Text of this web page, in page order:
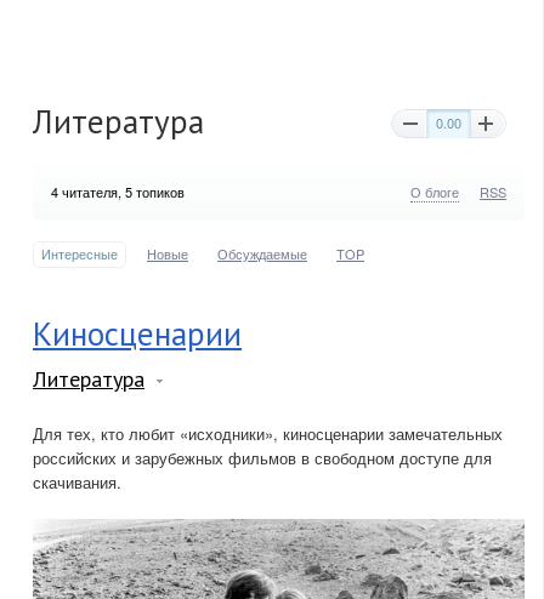
Литература 0.00
4читателя, 5 топиков О блоге RSS
Интересные Новые Обсуждаемые TOP
Киносценарии
Литература
Для тех, кто любит «исходники», киносценарии замечательных
российских и зарубежных фильмов в свободном доступе для
скачивания.